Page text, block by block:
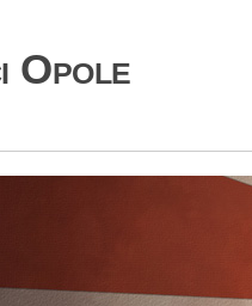
Opole